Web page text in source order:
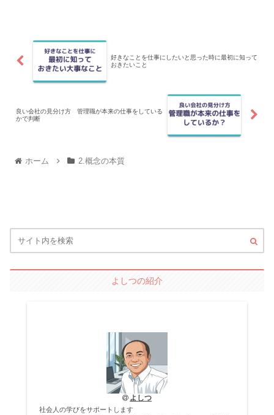
好きなことを仕事にしたいと思った時に最初に知って
おきたいこと
良い会社の見分け方 管理職が本来の仕事をしている
かで判断
ホーム 2.概念の本質
よしつの紹介
よしつ
社会人の学びをサポートします